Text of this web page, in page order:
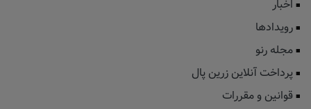
اخبار
رویدادها
مجله رنو
پرداخت آنلاین زرین پال
قوانین و مقررات